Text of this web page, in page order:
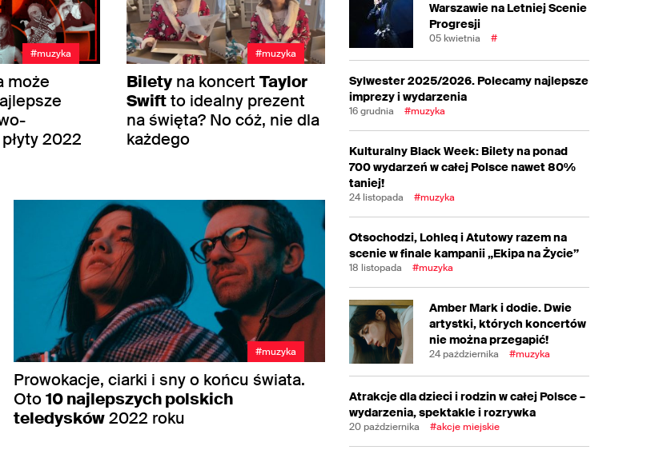
#muzyka
może
2022
#muzyka
Biletyna koncert Taylor
Swiftto idealny prezent
na święta? No cóż, nie dla
każdego
#muzyka
Prowokacje, ciarki i sny o końcu świata.
Oto10 najlepszych polskich
teledysków2022 roku
Warszawie na Letniej Scenie
Progresji
05 kwietnia #
Sylwester 2025/2026. Polecamy najlepsze
imprezy i wydarzenia
16 grudnia #muzyka
Kulturalny Black Week: Bilety na ponad
700 wydarzeń w całej Polsce nawet 80%
taniej!
24 listopada #muzyka
Otsochodzi, Lohleq i Atutowy razem na
scenie w finale kampanii „Ekipa na Życie”
18 listopada #muzyka
Amber Mark i dodie. Dwie
artystki, których koncertów
nie można przegapić!
24 października #muzyka
Atrakcje dla dzieci i rodzin w całej Polsce –
wydarzenia, spektakle i rozrywka
20 października #akcje miejskie